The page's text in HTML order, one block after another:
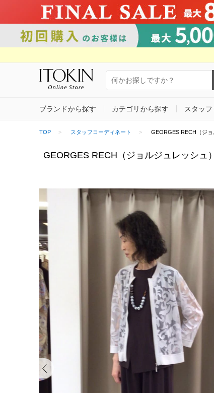
ブランドから探す カテゴリから探す スタッ
TOP スタッフコーディネート GEORGES RECH（ジ
GEORGES RECH（ジョルジュレッシュ